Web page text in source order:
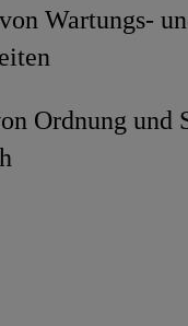
Wartungs-
Ordnung und